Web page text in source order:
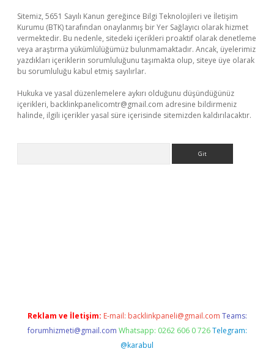
Sitemiz, 5651 Sayılı Kanun gereğince Bilgi Teknolojileri ve İletişim
Kurumu (BTK) tarafından onaylanmış bir Yer Sağlayıcı olarak hizmet
vermektedir. Bu nedenle, sitedeki içerikleri proaktif olarak denetleme
veya araştırma yükümlülüğümüz bulunmamaktadır. Ancak, üyelerimiz
yazdıkları içeriklerin sorumluluğunu taşımakta olup, siteye üye olarak
bu sorumluluğu kabul etmiş sayılırlar.
Hukuka ve yasal düzenlemelere aykırı olduğunu düşündüğünüz
içerikleri, backlinkpanelicomtr@gmail.com adresine bildirmeniz
halinde, ilgili içerikler yasal süre içerisinde sitemizden kaldırılacaktır.
Reklam ve İletişim: E-mail: backlinkpaneli@gmail.com Teams:
forumhizmeti@gmail.com Whatsapp: 0262 606 0 726 Telegram:
@karabul